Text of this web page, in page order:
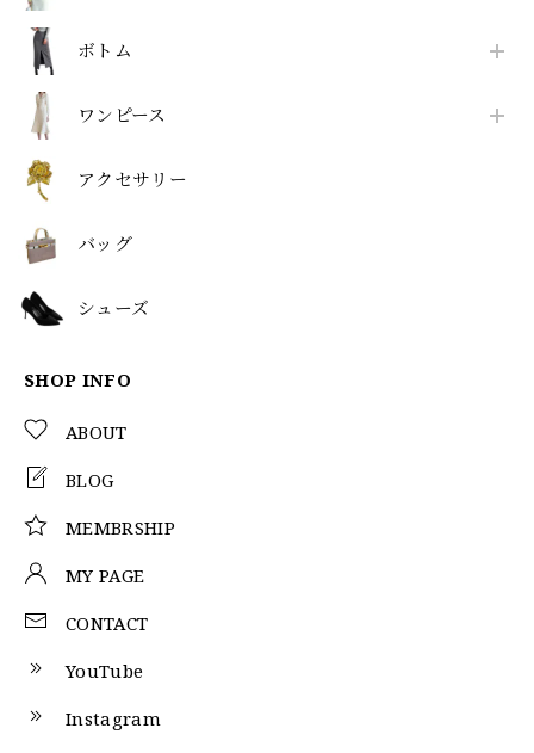
ボトム
ワンピース
アクセサリー
バッグ
シューズ
SHOP INFO
ABOUT
BLOG
MEMBRSHIP
MY PAGE
CONTACT
YouTube
Instagram